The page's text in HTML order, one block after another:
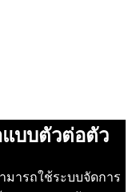
บบตัวต่อตัว
ารถใช้ระบบจัดการ